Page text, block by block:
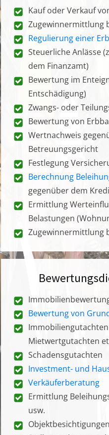
Kauf oder Verkauf
Zugewinnermittlung
Regulierung einer
Steuerliche Anlässe
dem Finanzamt)
Bewertung im
Entschädigung)
Zwangs- oder
Bewertung von
Wertnachweis
Betreuungsgericht
Festlegung
Berechnung
gegenüber dem
Ermittlung
Belastungen
Zugewinnermittlung
Bewertung von
Mietwertgutachten
Schadensgutachten
Investment- und
Verkäuferberatung
Ermittlung
usw.
Objektbesichtigungen